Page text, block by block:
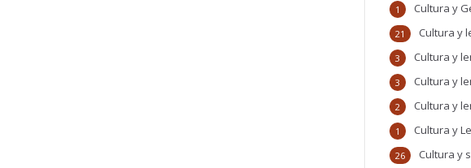
Cultura y
1
Cultura y
21
Cultura y
3
Cultura y
3
Cultura y
2
Cultura y
1
Cultura y
26